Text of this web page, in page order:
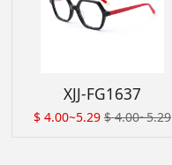
XJJ-FG1637
$ 4.00~5.29 $ 4.00~5.29